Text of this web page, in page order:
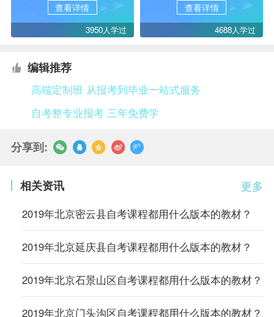
查看详情
3950人学过
查看详情
4688人学过
编辑推荐
高端定制班 从报考到毕业一站式服务
自考整专业报考 三年免费学
分享到:
更多
相关资讯
2019年北京密云县自考课程都用什么版本的教材？
2019年北京延庆县自考课程都用什么版本的教材？
2019年北京石景山区自考课程都用什么版本的教材？
2019年北京门头沟区自考课程都用什么版本的教材？